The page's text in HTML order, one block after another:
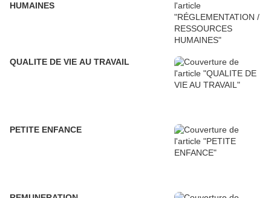
HUMAINES
QUALITE DE VIE AU TRAVAIL
PETITE ENFANCE